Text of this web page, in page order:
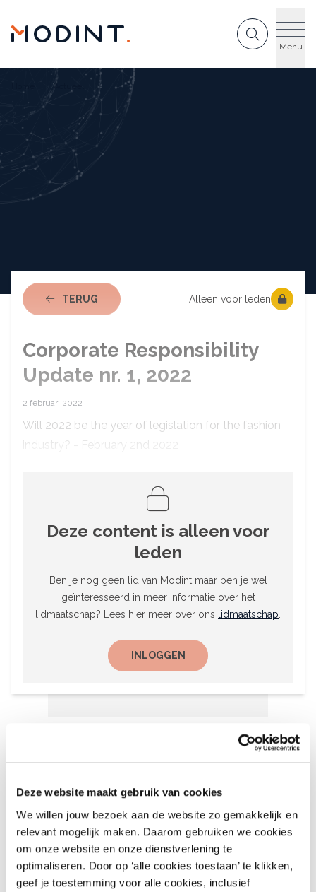
Deze website maakt gebruik van cookies
We willen jouw bezoek aan de website zo gemakkelijk en
relevant mogelijk maken. Daarom gebruiken we cookies
om onze website en onze dienstverlening te
optimaliseren. Door op ‘alle cookies toestaan’ te klikken,
geef je toestemming voor alle cookies, inclusief
Menu
Actueel
TERUGNAAR ACTUEEL Alleen voor leden
Corporate Responsibility
Update nr. 1, 2022
2 februari 2022
Will 2022 be the year of legislation for the fashion
industry? - February 2nd 2022
Deze content is alleen voor
leden
Ben je nog geen lid van Modint maar ben je wel
geïnteresseerd in meer informatie over het
lidmaatschap? Lees hier meer over ons lidmaatschap
INLOGGEN
Recalls Children’s Clothing
and More – nr. 9 – 2026
6 augustus 2026
August 6, 2026